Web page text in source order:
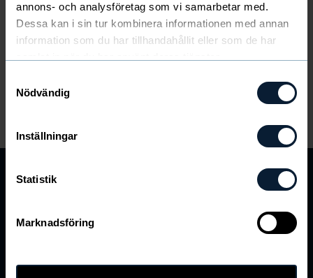
annons- och analysföretag som vi samarbetar med.
Dessa kan i sin tur kombinera informationen med annan
information som du har tillhandahållit eller som de har
Nödvändig
Inställningar
Statistik
Marknadsföring
Även paket som köps online och levereras direkt hem
till era kunder räknas in i er totala slutbeställning. För
ordrar under 250 paket tillkommer frakt mellan 49 - 389
Newbody Family
Om oss